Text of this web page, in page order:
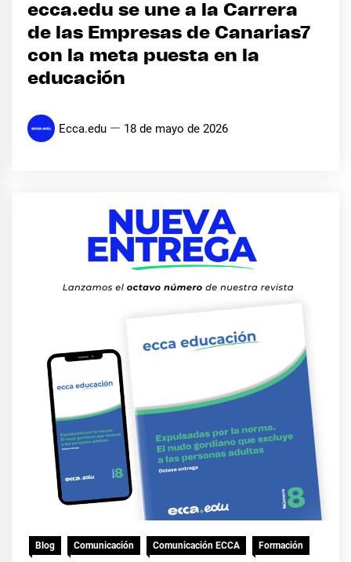
ecca.edu se une a la Carrera
de las Empresas de Canarias7
con la meta puesta en la
educación
Ecca.edu 18 de mayo de 2026
Blog Comunicación Comunicación ECCA Formación